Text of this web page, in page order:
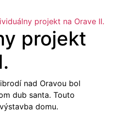
projekt na Orave II.
projekt
nad Oravou bol
dub santa. Touto
domu.